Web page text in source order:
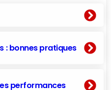
: bonnes pratiques
performances